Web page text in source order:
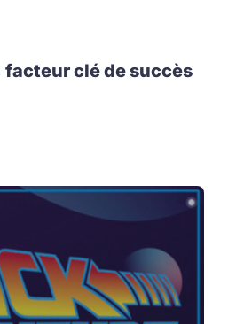
facteur clé de succès